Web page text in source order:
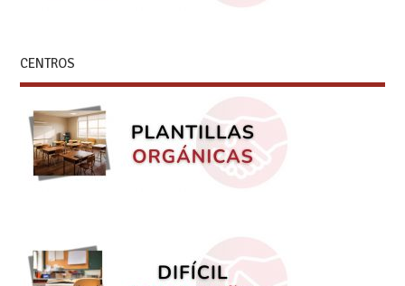
CENTROS